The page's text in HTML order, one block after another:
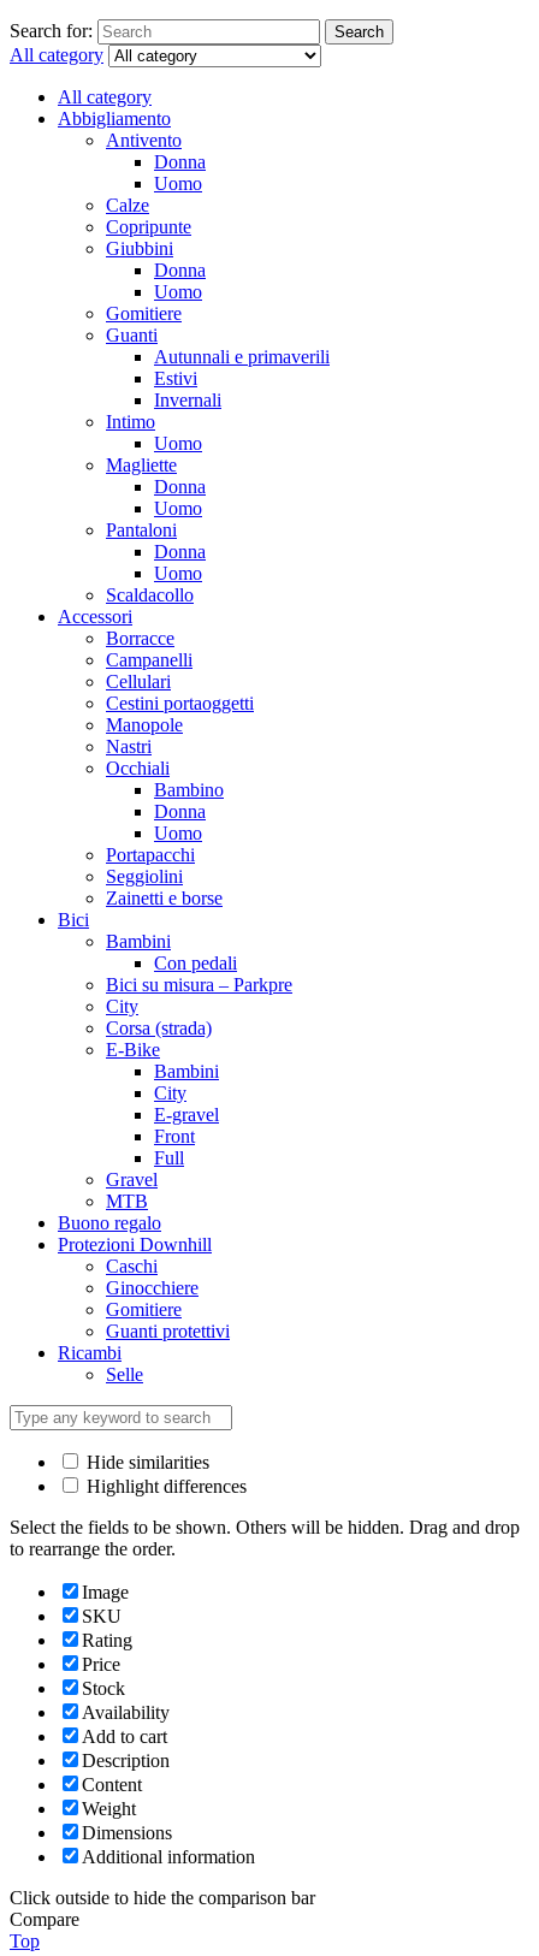
Search for: Search
All category
All category
Abbigliamento
Antivento
Donna
Uomo
Calze
Copripunte
Giubbini
Donna
Uomo
Gomitiere
Guanti
Autunnali e primaverili
Estivi
Invernali
Intimo
Uomo
Magliette
Donna
Uomo
Pantaloni
Donna
Uomo
Scaldacollo
Accessori
Borracce
Campanelli
Cellulari
Cestini portaoggetti
Manopole
Nastri
Occhiali
Bambino
Donna
Uomo
Portapacchi
Seggiolini
Zainetti e borse
Bici
Bambini
Con pedali
Bici su misura – Parkpre
City
Corsa (strada)
E-Bike
Bambini
City
E-gravel
Front
Full
Gravel
MTB
Buono regalo
Protezioni Downhill
Caschi
Ginocchiere
Gomitiere
Guanti protettivi
Ricambi
Selle
Hide similarities
Highlight differences
Select the fields to be shown. Others will be hidden. Drag and drop
to rearrange the order.
Image
SKU
Rating
Price
Stock
Availability
Add to cart
Description
Content
Weight
Dimensions
Additional information
Click outside to hide the comparison bar
Compare
Top